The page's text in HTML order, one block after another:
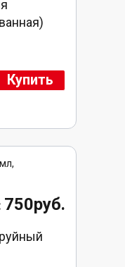
Купить
750руб.